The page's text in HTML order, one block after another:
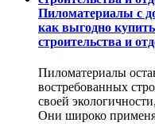
Пиломатериалы с
как выгодно
строительства и
Пиломатериалы
востребованных
своей
Они широко